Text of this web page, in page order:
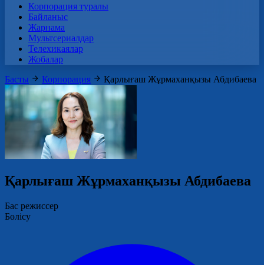
Корпорация туралы
Байланыс
Жарнама
Мультсериалдар
Телехикаялар
Жобалар
Басты
Корпорация Қарлығаш Жұрмаханқызы Абдибаева
Қарлығаш Жұрмаханқызы Абдибаева
Бас режиссер
Бөлісу